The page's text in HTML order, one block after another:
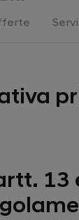
13